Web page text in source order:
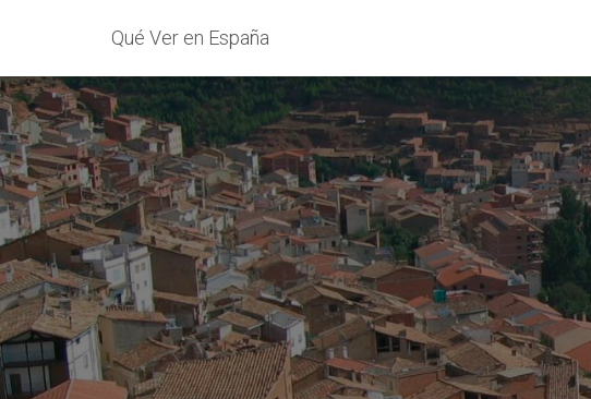
Qué Ver en España